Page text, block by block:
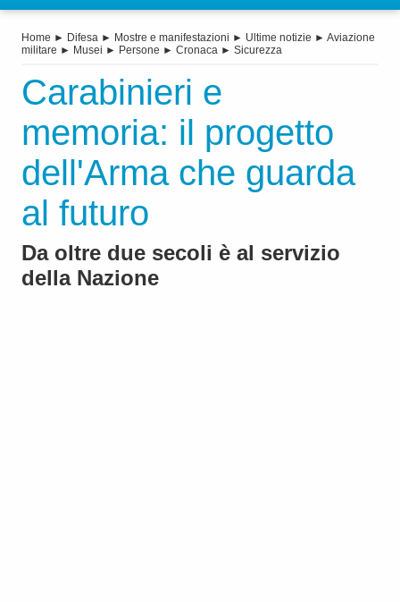
Home ► Difesa ► Mostre e manifestazioni ► Ultime notizie ► Aviazione
militare ► Musei ► Persone ► Cronaca ► Sicurezza
Carabinieri e
memoria: il progetto
dell'Arma che guarda
al futuro
Da oltre due secoli è al servizio
della Nazione